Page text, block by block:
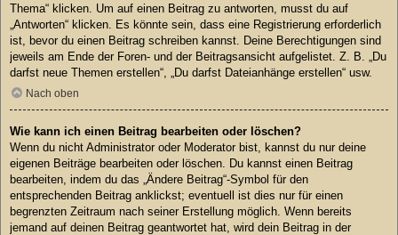
Thema“ klicken. Um auf einen Beitrag zu antworten, musst du auf
„Antworten“ klicken. Es könnte sein, dass eine Registrierung erforderlich
ist, bevor du einen Beitrag schreiben kannst. Deine Berechtigungen sind
jeweils am Ende der Foren- und der Beitragsansicht aufgelistet. Z. B. „Du
darfst neue Themen erstellen“, „Du darfst Dateianhänge erstellen“ usw.
Nach oben
Wie kann ich einen Beitrag bearbeiten oder löschen?
Wenn du nicht Administrator oder Moderator bist, kannst du nur deine
eigenen Beiträge bearbeiten oder löschen. Du kannst einen Beitrag
bearbeiten, indem du das „Ändere Beitrag“-Symbol für den
entsprechenden Beitrag anklickst; eventuell ist dies nur für einen
begrenzten Zeitraum nach seiner Erstellung möglich. Wenn bereits
jemand auf deinen Beitrag geantwortet hat, wird dein Beitrag in der